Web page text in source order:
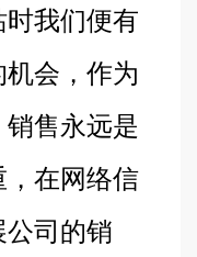
我们便有
会，作为
售永远是
在网络信
司的销